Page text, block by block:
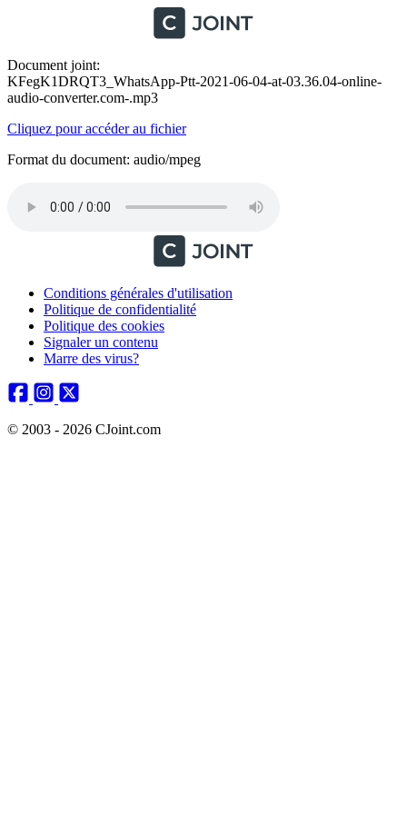
Document joint:
KFegK1DRQT3_WhatsApp-Ptt-2021-06-04-at-03.36.04-online-
audio-converter.com-.mp3
Cliquez pour accéder au fichier
Format du document: audio/mpeg
Conditions générales d'utilisation
Politique de confidentialité
Politique des cookies
Signaler un contenu
Marre des virus?
© 2003 - 2026 CJoint.com